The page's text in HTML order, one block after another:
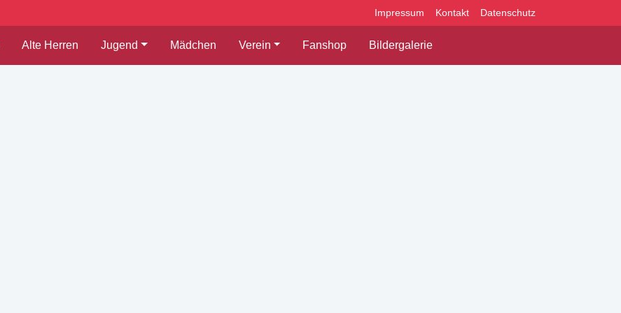
Impressum Kontakt Datenschutz
Alte Herren Jugend Mädchen Verein Fanshop Bildergalerie